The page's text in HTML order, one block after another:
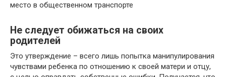
место в общественном транспорте
Не следует обижаться на своих
родителей
Это утверждение – всего лишь попытка манипулирования
чувствами ребенка по отношению к своей матери и отцу,